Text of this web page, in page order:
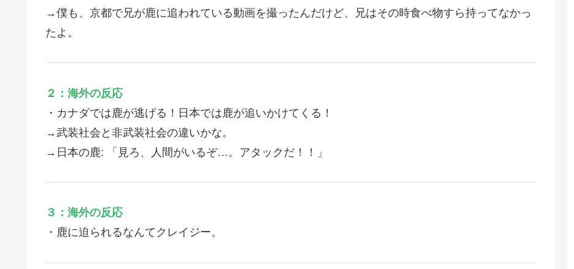
→僕も、京都で兄が鹿に追われている動画を撮ったんだけど、兄はその時食べ物すら持ってなかっ
たよ。
２：海外の反応
・カナダでは鹿が逃げる！日本では鹿が追いかけてくる！
→武装社会と非武装社会の違いかな。
→日本の鹿: 「見ろ、人間がいるぞ…。アタックだ！！」
３：海外の反応
・鹿に迫られるなんてクレイジー。